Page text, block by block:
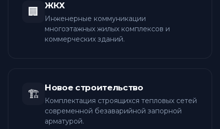
🏢 ЖКХ
Инженерные коммуникации
многоэтажных жилых комплексов и
коммерческих зданий.
🏗️ Новое строительство
Комплектация строящихся тепловых сетей
современной безаварийной запорной
арматурой.